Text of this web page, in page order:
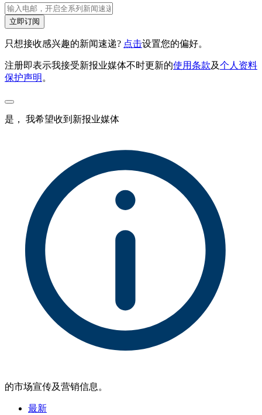
立即订阅
只想接收感兴趣的新闻速递? 点击设置您的偏好。
注册即表示我接受新报业媒体不时更新的使用条款及个人资料
保护声明 。
是， 我希望收到新报业媒体
的市场宣传及营销信息。
最新